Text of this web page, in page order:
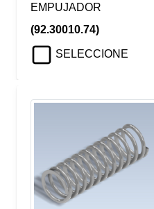
EMPUJADOR
(92.30010.74)
SELECCIONE